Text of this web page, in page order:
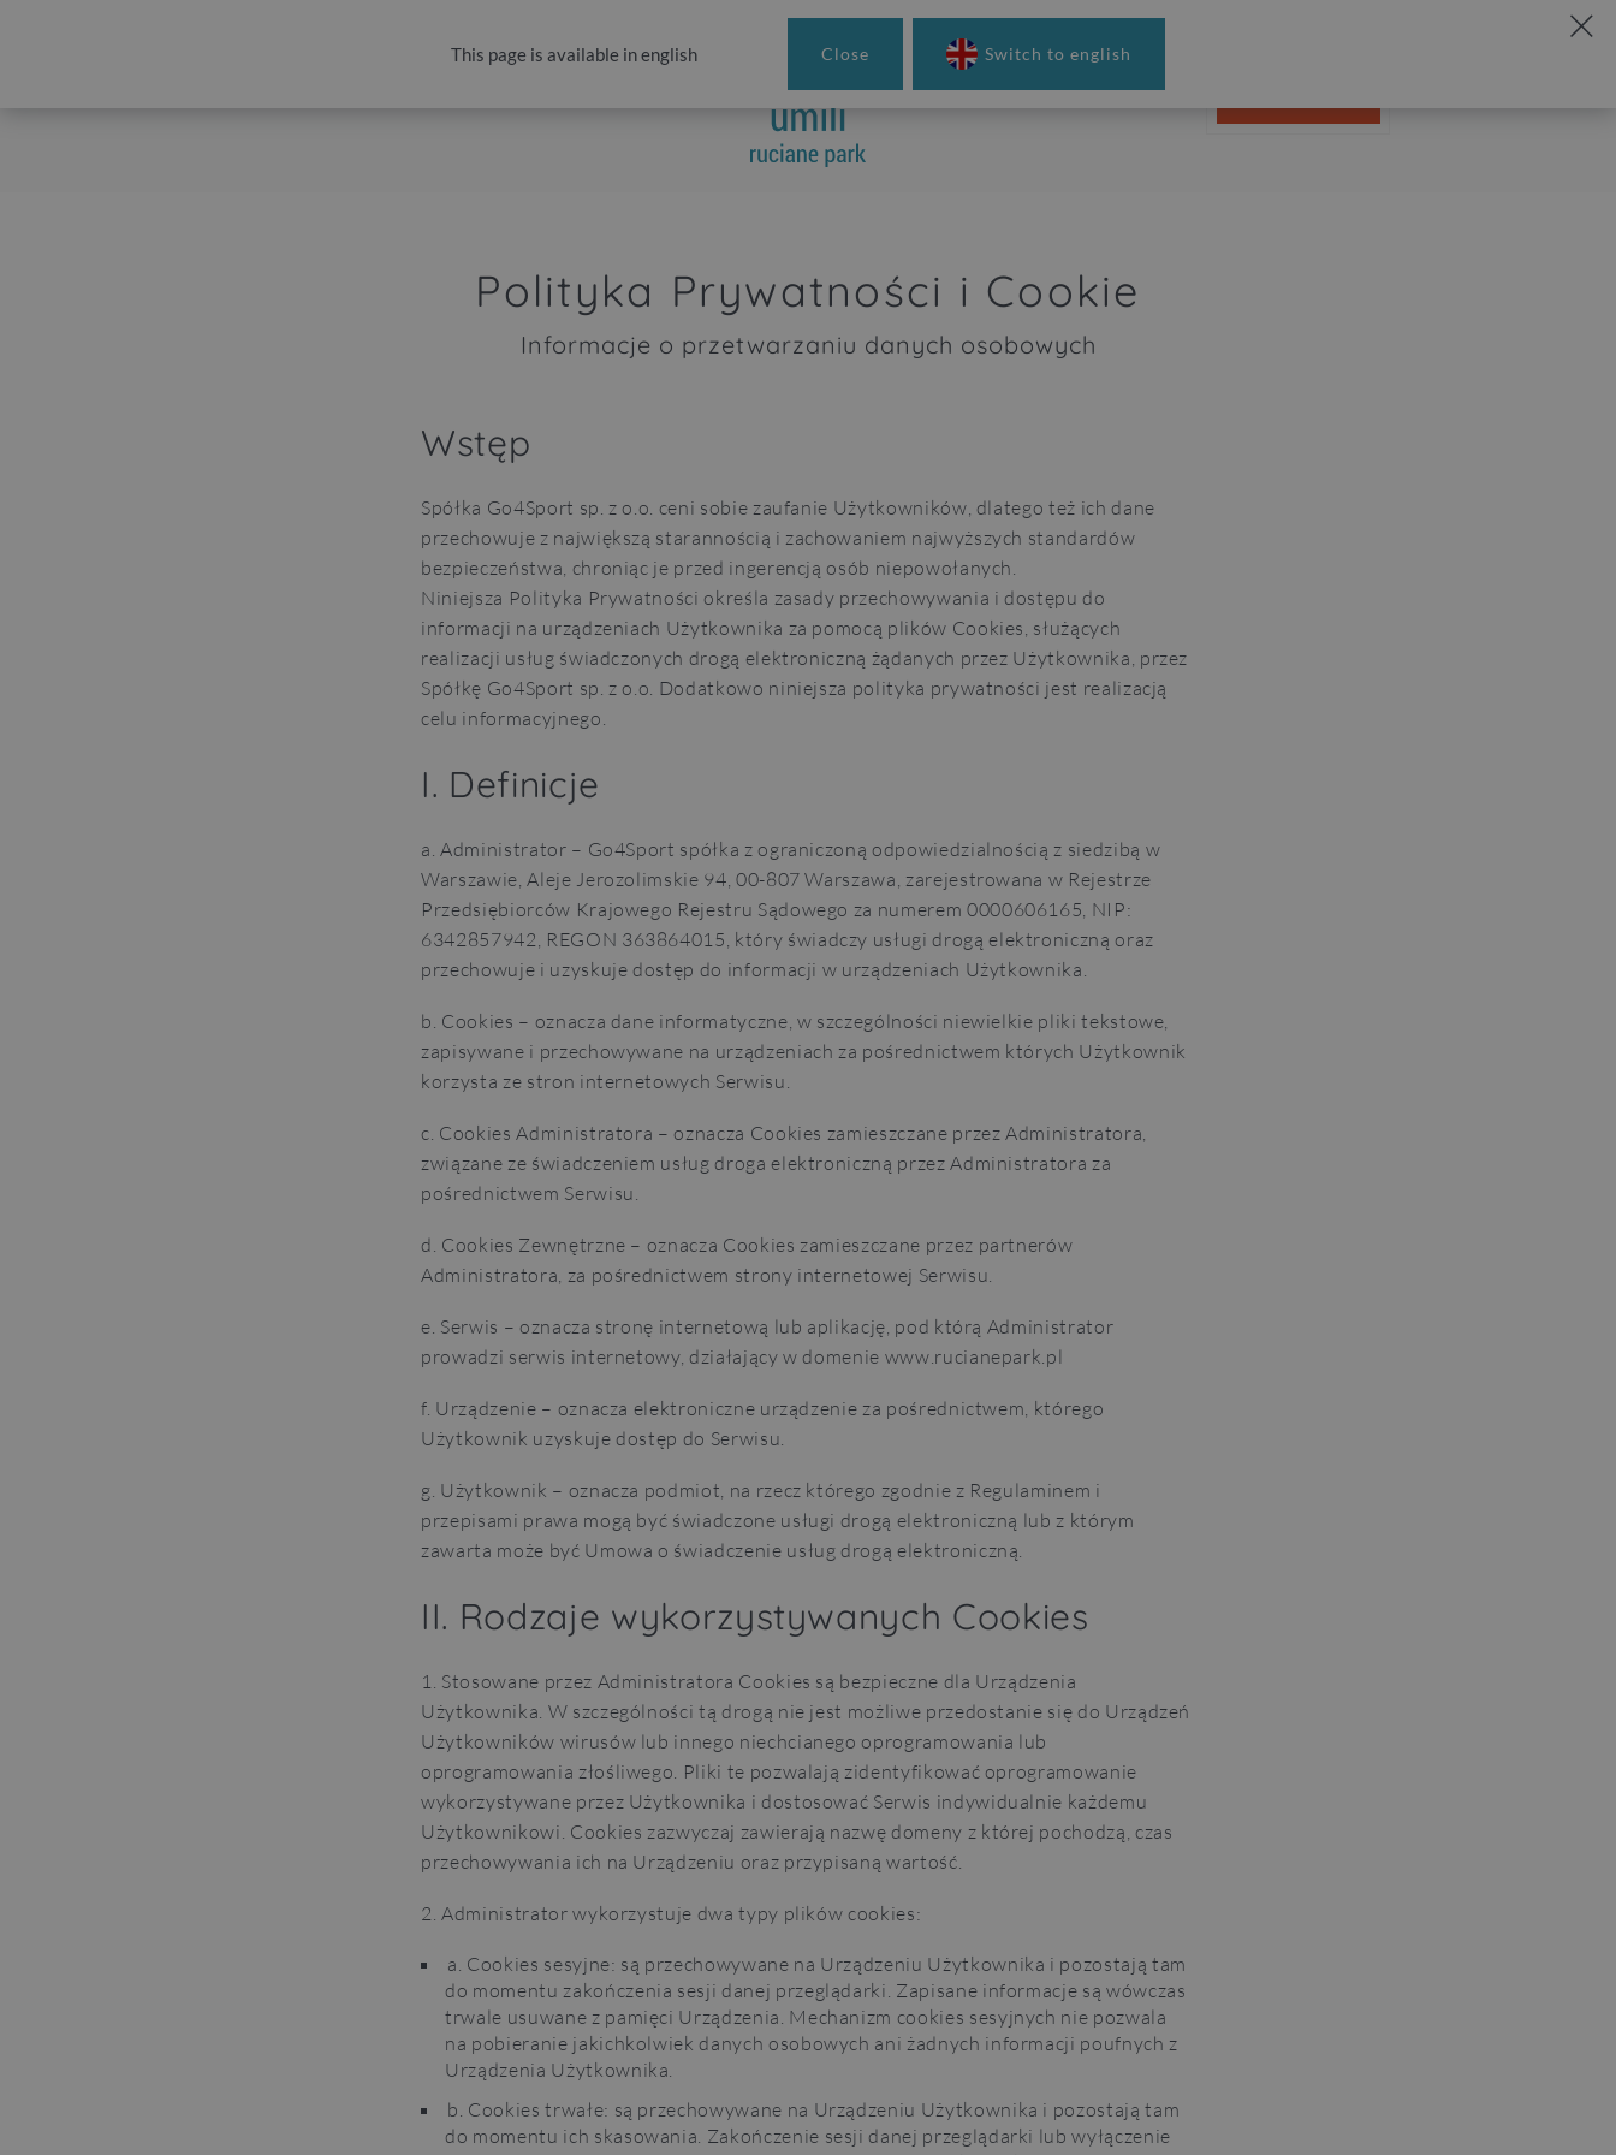
HOME
Polityka Prywatności i Cookie
Informacje o przetwarzaniu danych osobowych
Wstęp
Spółka Go4Sport sp. z o.o. ceni sobie zaufanie Użytkowników, dlatego też ich dane
przechowuje z największą starannością i zachowaniem najwyższych standardów
bezpieczeństwa, chroniąc je przed ingerencją osób niepowołanych.
Niniejsza Polityka Prywatności określa zasady przechowywania i dostępu do
informacji na urządzeniach Użytkownika za pomocą plików Cookies, służących
realizacji usług świadczonych drogą elektroniczną żądanych przez Użytkownika, przez
Spółkę Go4Sport sp. z o.o. Dodatkowo niniejsza polityka prywatności jest realizacją
celu informacyjnego.
I. Definicje
a. Administrator – Go4Sport spółka z ograniczoną odpowiedzialnością z siedzibą w
Warszawie, Aleje Jerozolimskie 94, 00-807 Warszawa, zarejestrowana w Rejestrze
Przedsiębiorców Krajowego Rejestru Sądowego za numerem 0000606165, NIP:
6342857942, REGON 363864015, który świadczy usługi drogą elektroniczną oraz
przechowuje i uzyskuje dostęp do informacji w urządzeniach Użytkownika.
b. Cookies – oznacza dane informatyczne, w szczególności niewielkie pliki tekstowe,
zapisywane i przechowywane na urządzeniach za pośrednictwem których Użytkownik
korzysta ze stron internetowych Serwisu.
c. Cookies Administratora – oznacza Cookies zamieszczane przez Administratora,
związane ze świadczeniem usług droga elektroniczną przez Administratora za
pośrednictwem Serwisu.
d. Cookies Zewnętrzne – oznacza Cookies zamieszczane przez partnerów
Administratora, za pośrednictwem strony internetowej Serwisu.
e. Serwis – oznacza stronę internetową lub aplikację, pod którą Administrator
prowadzi serwis internetowy, działający w domenie www.rucianepark.pl
f. Urządzenie – oznacza elektroniczne urządzenie za pośrednictwem, którego
Użytkownik uzyskuje dostęp do Serwisu.
g. Użytkownik – oznacza podmiot, na rzecz którego zgodnie z Regulaminem i
przepisami prawa mogą być świadczone usługi drogą elektroniczną lub z którym
zawarta może być Umowa o świadczenie usług drogą elektroniczną.
II. Rodzaje wykorzystywanych Cookies
1. Stosowane przez Administratora Cookies są bezpieczne dla Urządzenia
Użytkownika. W szczególności tą drogą nie jest możliwe przedostanie się do Urządzeń
Użytkowników wirusów lub innego niechcianego oprogramowania lub
oprogramowania złośliwego. Pliki te pozwalają zidentyfikować oprogramowanie
wykorzystywane przez Użytkownika i dostosować Serwis indywidualnie każdemu
Użytkownikowi. Cookies zazwyczaj zawierają nazwę domeny z której pochodzą, czas
przechowywania ich na Urządzeniu oraz przypisaną wartość.
2. Administrator wykorzystuje dwa typy plików cookies:
a. Cookies sesyjne: są przechowywane na Urządzeniu Użytkownika i pozostają tam
do momentu zakończenia sesji danej przeglądarki. Zapisane informacje są wówczas
trwale usuwane z pamięci Urządzenia. Mechanizm cookies sesyjnych nie pozwala
na pobieranie jakichkolwiek danych osobowych ani żadnych informacji poufnych z
Urządzenia Użytkownika.
b. Cookies trwałe: są przechowywane na Urządzeniu Użytkownika i pozostają tam
do momentu ich skasowania. Zakończenie sesji danej przeglądarki lub wyłączenie
This page is available in english Close Switch to english